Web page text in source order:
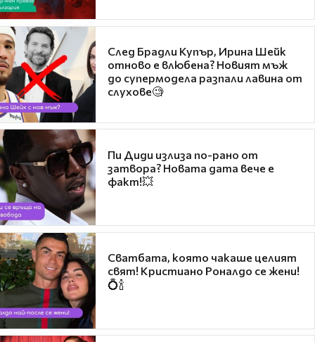
След Брадли Купър, Ирина Шейк
отново е влюбена? Новият мъж
до супермодела разпали лавина от
слухове🧐
Пи Диди излиза по-рано от
затвора? Новата дата вече е
факт!💥
Сватбата, която чакаше целият
свят! Кристиано Роналдо се жени!
💍🍾